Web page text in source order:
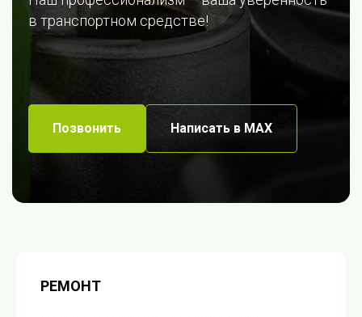
в транспортном средстве!
Позвонить Написать в МАХ
РЕМОНТ